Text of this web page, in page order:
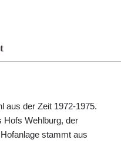
aus der Zeit 1972-1975.
Hofs Wehlburg, der
stammt aus